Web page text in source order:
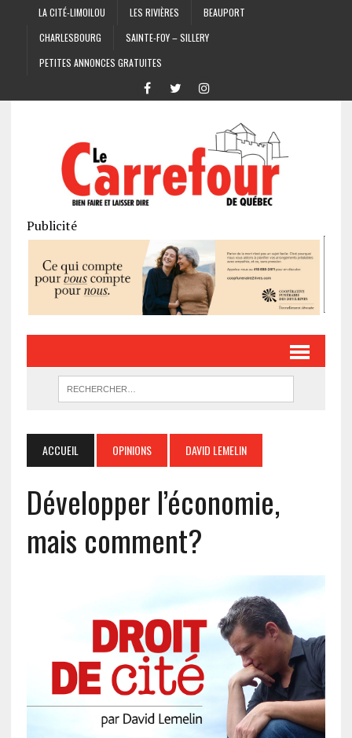
LA CITÉ-LIMOILOU LES RIVIÈRES
BEAUPORT
CHARLESBOURG
SAINTE-FOY – SILLERY
PETITES ANNONCES GRATUITES
Publicité
ACCUEIL OPINIONS DAVID LEMELIN
Développer l’économie,
mais comment?